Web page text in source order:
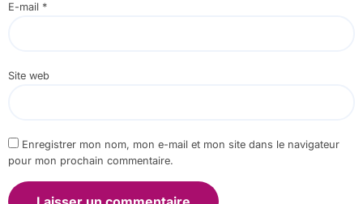
E-mail *
Site web
Enregistrer mon nom, mon e-mail et mon site dans le navigateur
pour mon prochain commentaire.